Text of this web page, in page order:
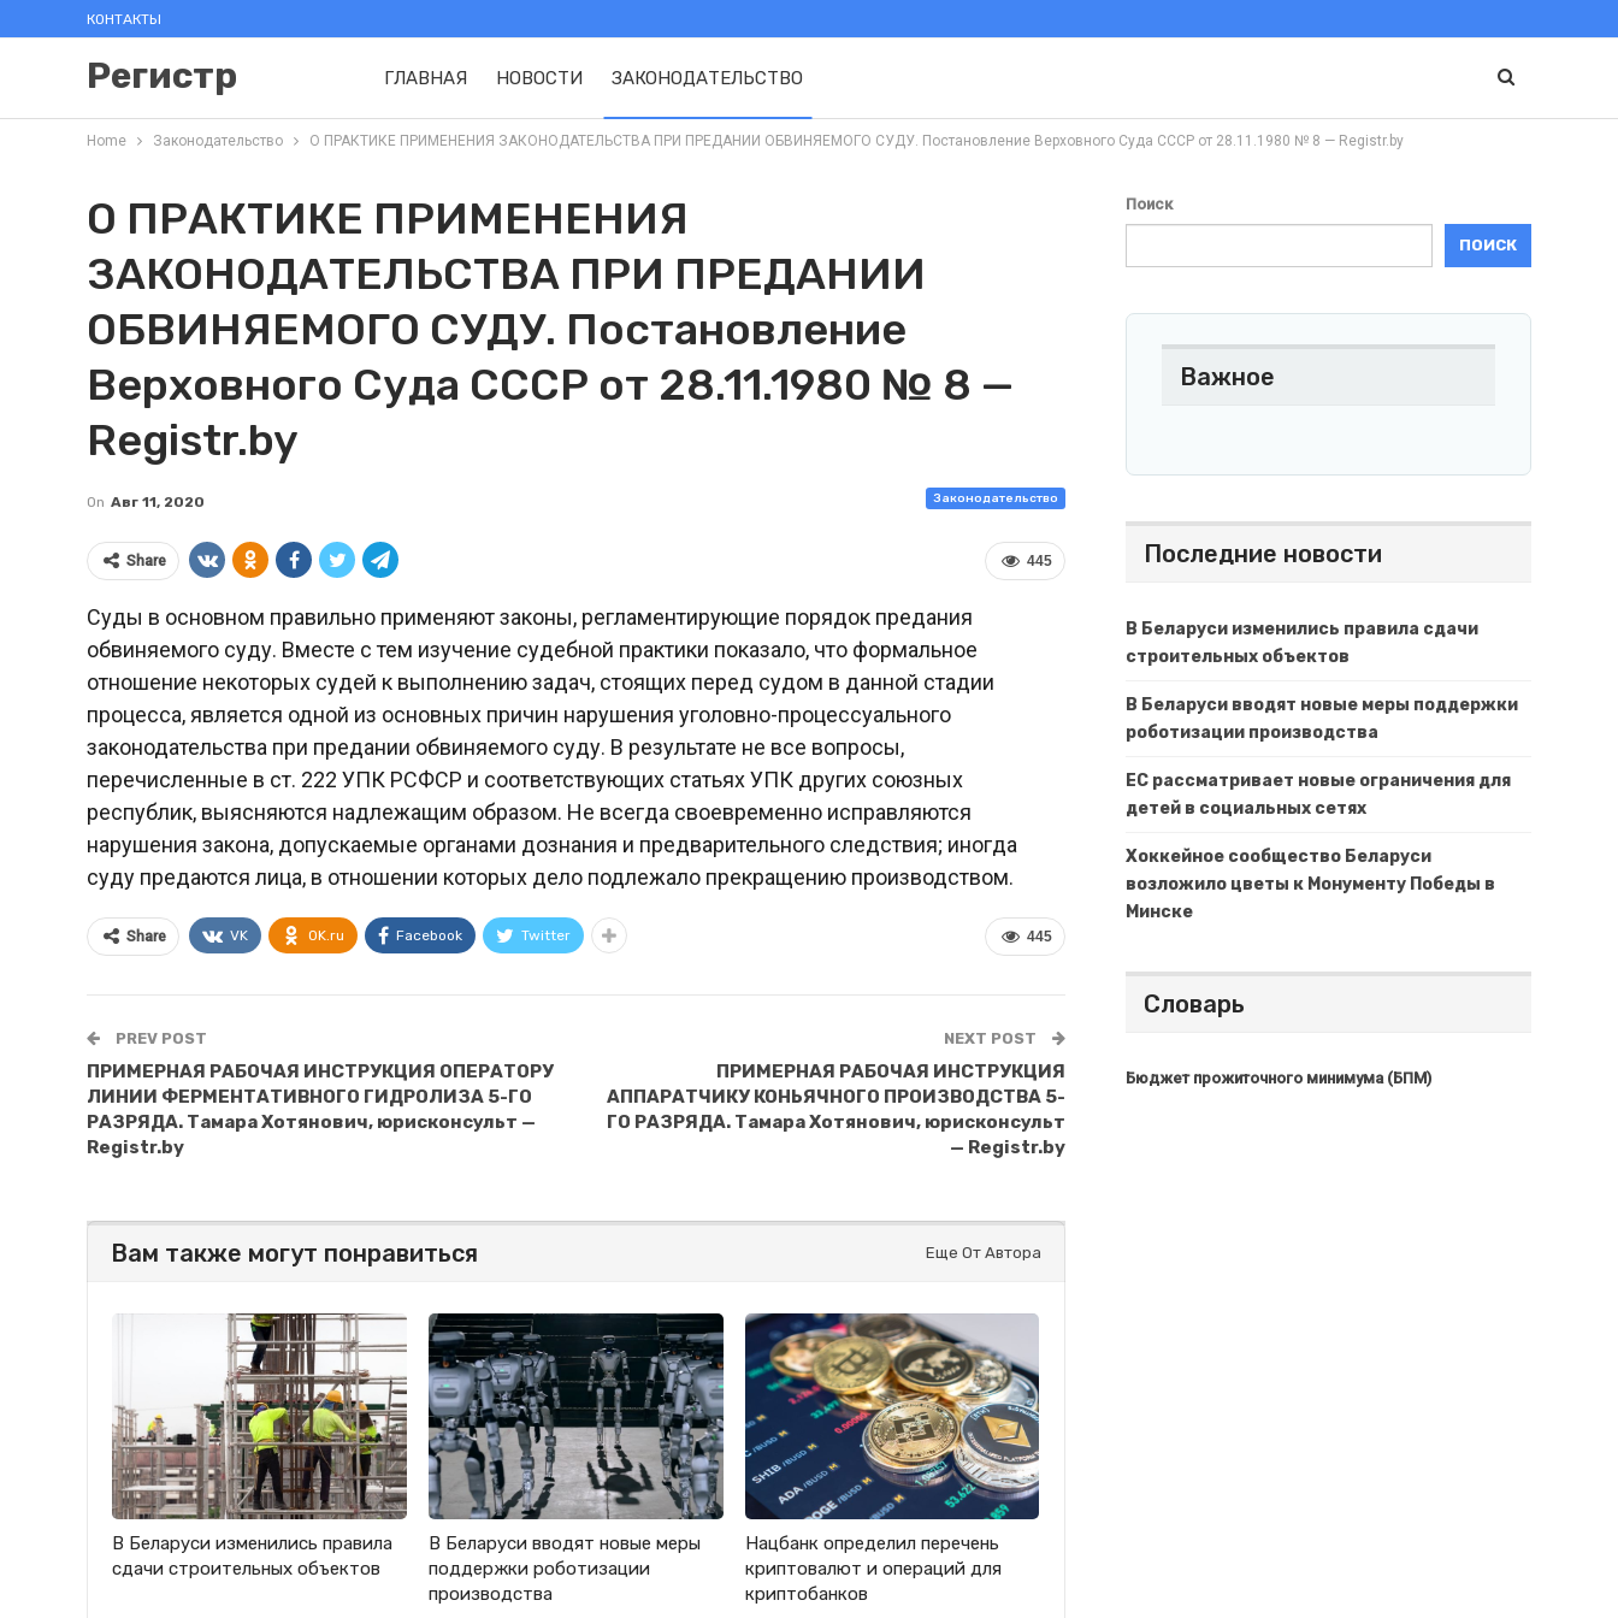
КОНТАКТЫ
Регистр ГЛАВНАЯ НОВОСТИ ЗАКОНОДАТЕЛЬСТВО
Home Законодательство О ПРАКТИКЕ ПРИМЕНЕНИЯ ЗАКОНОДАТЕЛЬСТВА ПРИ ПРЕДАНИИ ОБВИНЯЕМОГО СУДУ. Постановление Верховного Суда СССР от 28.11.1980 № 8 — Registr.by
О ПРАКТИКЕ ПРИМЕНЕНИЯ
ЗАКОНОДАТЕЛЬСТВА ПРИ ПРЕДАНИИ
ОБВИНЯЕМОГО СУДУ. Постановление
Верховного Суда СССР от 28.11.1980 № 8 —
Registr.by
Законодательство
On Авг 11, 2020
445
Share
Суды в основном правильно применяют законы, регламентирующие порядок предания
обвиняемого суду. Вместе с тем изучение судебной практики показало, что формальное
отношение некоторых судей к выполнению задач, стоящих перед судом в данной стадии
процесса, является одной из основных причин нарушения уголовно-процессуального
законодательства при предании обвиняемого суду. В результате не все вопросы,
перечисленные в ст. 222 УПК РСФСР и соответствующих статьях УПК других союзных
республик, выясняются надлежащим образом. Не всегда своевременно исправляются
нарушения закона, допускаемые органами дознания и предварительного следствия; иногда
суду предаются лица, в отношении которых дело подлежало прекращению производством.
445
Share VK OK.ru Facebook Twitter
PREV POST
ПРИМЕРНАЯ РАБОЧАЯ ИНСТРУКЦИЯ ОПЕРАТОРУ
ЛИНИИ ФЕРМЕНТАТИВНОГО ГИДРОЛИЗА 5-ГО
РАЗРЯДА. Тамара Хотянович, юрисконсульт —
Registr.by
NEXT POST
ПРИМЕРНАЯ РАБОЧАЯ ИНСТРУКЦИЯ
АППАРАТЧИКУ КОНЬЯЧНОГО ПРОИЗВОДСТВА 5-
ГО РАЗРЯДА. Тамара Хотянович, юрисконсульт
— Registr.by
Вам также могут понравиться Еще От Автора
В Беларуси изменились правила
сдачи строительных объектов
В Беларуси вводят новые меры
поддержки роботизации
производства
Нацбанк определил перечень
криптовалют и операций для
криптобанков
Поиск
ПОИСК
Важное
Последние новости
В Беларуси изменились правила сдачи
строительных объектов
В Беларуси вводят новые меры поддержки
роботизации производства
ЕС рассматривает новые ограничения для
детей в социальных сетях
Хоккейное сообщество Беларуси
возложило цветы к Монументу Победы в
Минске
Словарь
Бюджет прожиточного минимума (БПМ)